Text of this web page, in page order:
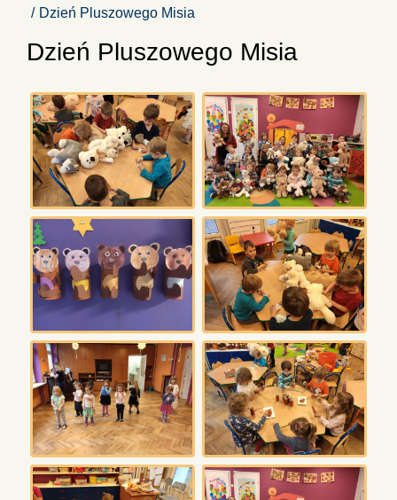
Dzień Pluszowego Misia
Dzień Pluszowego Misia